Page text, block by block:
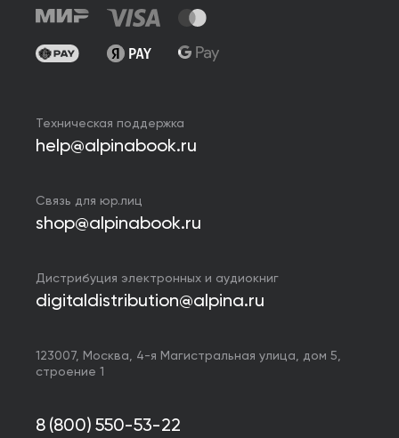
Техническая поддержка
help@alpinabook.ru
Связь для юр.лиц
shop@alpinabook.ru
Дистрибуция электронных и аудиокниг
digitaldistribution@alpina.ru
123007, Москва, 4-я Магистральная улица, дом 5,
строение 1
8 (800) 550-53-22